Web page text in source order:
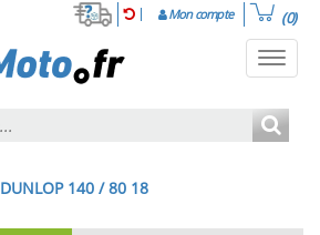
Mon compte (0)
DUNLOP 140 / 80 18